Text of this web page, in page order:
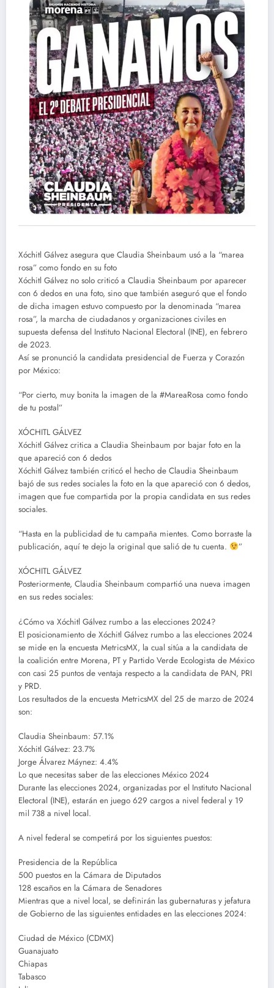
Xóchitl Gálvez asegura que Claudia Sheinbaum usó a la “marea
rosa” como fondo en su foto
Xóchitl Gálvez no solo criticó a Claudia Sheinbaum por aparecer
con 6 dedos en una foto, sino que también aseguró que el fondo
de dicha imagen estuvo compuesto por la denominada “marea
rosa”, la marcha de ciudadanos y organizaciones civiles en
supuesta defensa del Instituto Nacional Electoral (INE), en febrero
de 2023.
Así se pronunció la candidata presidencial de Fuerza y Corazón
por México:
“Por cierto, muy bonita la imagen de la #MareaRosa como fondo
de tu postal”
XÓCHITL GÁLVEZ
Xóchitl Gálvez critica a Claudia Sheinbaum por bajar foto en la
que apareció con 6 dedos
Xóchitl Gálvez también criticó el hecho de Claudia Sheinbaum
bajó de sus redes sociales la foto en la que apareció con 6 dedos,
imagen que fue compartida por la propia candidata en sus redes
sociales.
“Hasta en la publicidad de tu campaña mientes. Como borraste la
publicación, aquí te dejo la original que salió de tu cuenta.
”
XÓCHITL GÁLVEZ
Posteriormente, Claudia Sheinbaum compartió una nueva imagen
en sus redes sociales:
¿Cómo va Xóchitl Gálvez rumbo a las elecciones 2024?
El posicionamiento de Xóchitl Gálvez rumbo a las elecciones 2024
se mide en la encuesta MetricsMX, la cual sitúa a la candidata de
la coalición entre Morena, PT y Partido Verde Ecologista de México
con casi 25 puntos de ventaja respecto a la candidata de PAN, PRI
y PRD.
Los resultados de la encuesta MetricsMX del 25 de marzo de 2024
son:
Claudia Sheinbaum: 57.1%
Xóchitl Gálvez: 23.7%
Jorge Álvarez Máynez: 4.4%
Lo que necesitas saber de las elecciones México 2024
Durante las elecciones 2024, organizadas por el Instituto Nacional
Electoral (INE), estarán en juego 629 cargos a nivel federal y 19
mil 738 a nivel local.
A nivel federal se competirá por los siguientes puestos:
Presidencia de la República
500 puestos en la Cámara de Diputados
128 escaños en la Cámara de Senadores
Mientras que a nivel local, se definirán las gubernaturas y jefatura
de Gobierno de las siguientes entidades en las elecciones 2024:
Ciudad de México (CDMX)
Guanajuato
Chiapas
Tabasco